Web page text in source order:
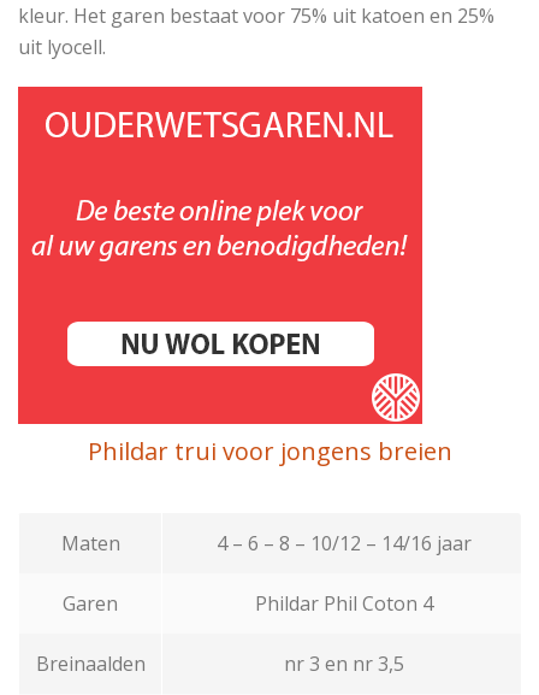
kleur. Het garen bestaat voor 75% uit katoen en 25%
uit lyocell.
Phildar trui voor jongens breien
Maten 4 – 6 – 8 – 10/12 – 14/16 jaar
Garen Phildar Phil Coton 4
Breinaalden nr 3 en nr 3,5